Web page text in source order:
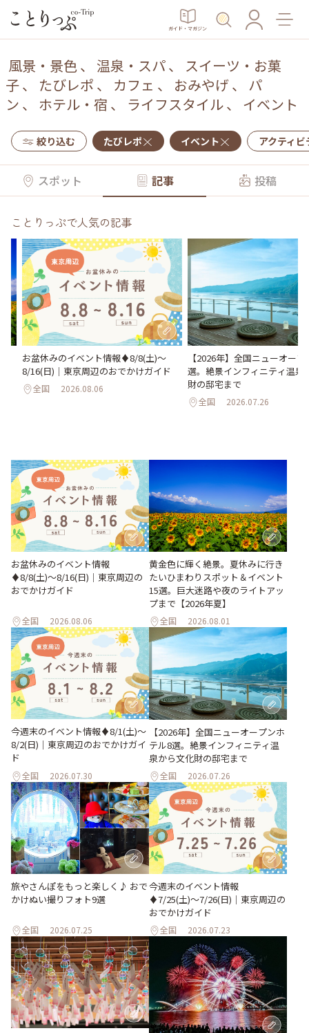
ガイド・マガジン
風景・景色、 温泉・スパ、 スイーツ・お菓
子、 たびレポ 、 カフェ 、 おみやげ 、 パ
ン 、 ホテル・宿 、 ライフスタイル、 イベント
絞り込む たびレポ イベント アクティ
スポット 記事 投稿
ことりっぷで人気の記事
お盆休みのイベント情報♦︎8/8(土)〜
8/16(日)｜東京周辺のおでかけガイド
全国 2026.08.06
【2026年】全国ニューオー
選。絶景インフィニティ温泉
財の邸宅まで
全国 2026.07.26
お盆休みのイベント情報
♦︎8/8(土)〜8/16(日)｜東京周辺の
おでかけガイド
全国 2026.08.06
黄金色に輝く絶景。夏休みに行き
たいひまわりスポット＆イベント
15選。巨大迷路や夜のライトアッ
プまで【2026年夏】
全国 2026.08.01
今週末のイベント情報♦︎8/1(土)〜
8/2(日)｜東京周辺のおでかけガイ
ド
全国 2026.07.30
【2026年】全国ニューオープンホ
テル8選。絶景インフィニティ温
泉から文化財の邸宅まで
全国 2026.07.26
旅やさんぽをもっと楽しく♪ おで
かけぬい撮りフォト9選
全国 2026.07.25
今週末のイベント情報
♦︎7/25(土)〜7/26(日)｜東京周辺の
おでかけガイド
全国 2026.07.23